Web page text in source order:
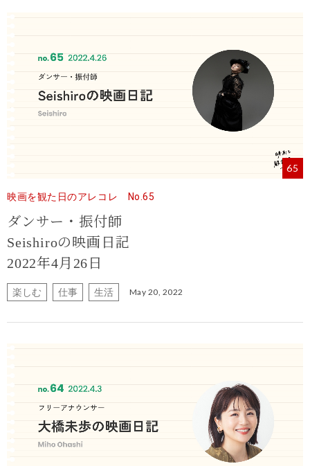
65
映画を観た日のアレコレ No.65
ダンサー・振付師
Seishiroの映画日記
2022年4月26日
楽しむ 仕事 生活 May 20, 2022